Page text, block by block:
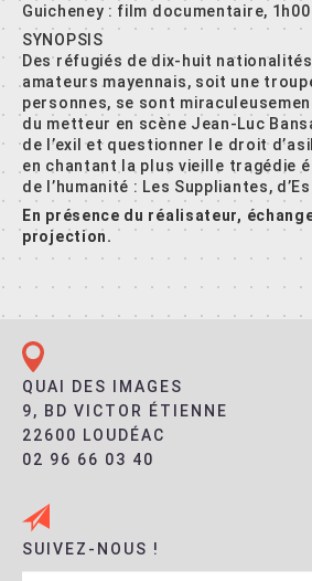
Guicheney : film documentaire, 1h00
SYNOPSIS
Des réfugiés de dix-huit
amateurs mayennais, soit une
personnes, se sont
du metteur en scène Jean-Luc
de l’exil et questionner le droit
en chantant la plus vieille tragédie
de l’humanité : Les Suppliantes,
En présence du réalisateur,
projection.
QUAI DES IMAGES
9, BD VICTOR ÉTIENNE
22600 LOUDÉAC
02 96 66 03 40
SUIVEZ-NOUS !